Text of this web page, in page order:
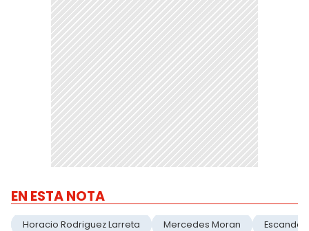
EN ESTA NOTA
Horacio Rodriguez Larreta Mercedes Moran